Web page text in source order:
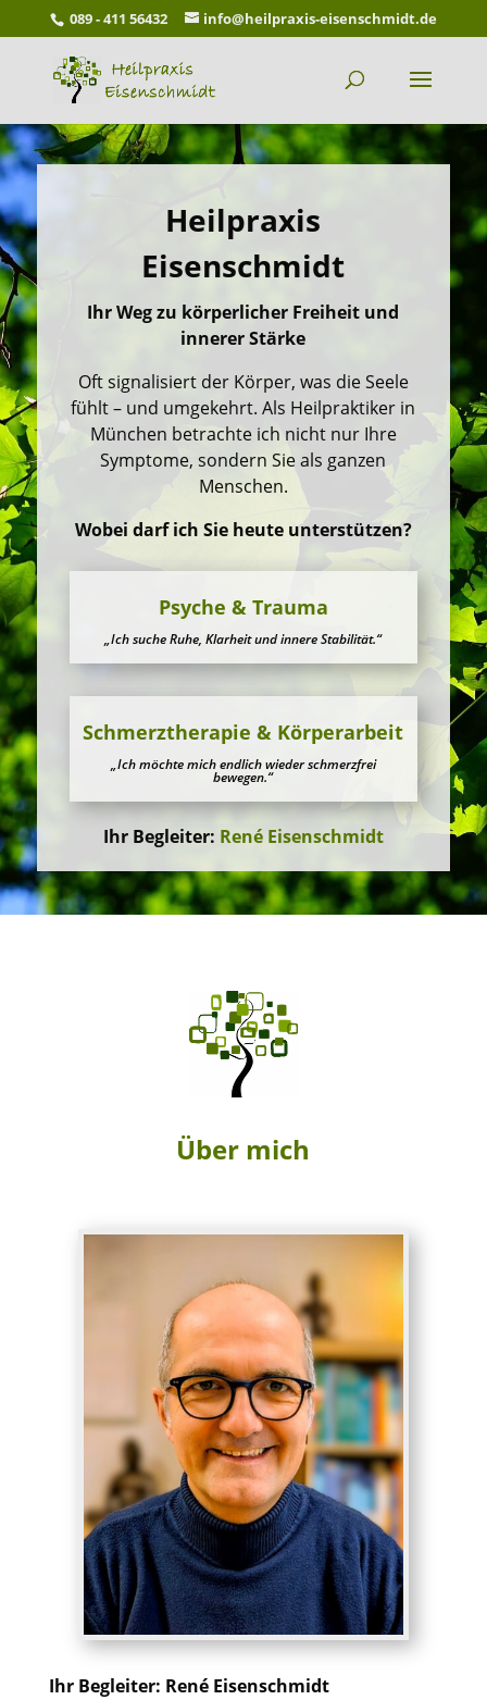
089 - 411 56432 info@heilpraxis-eisenschmidt.de
Heilpraxis
Eisenschmidt
Ihr Weg zu körperlicher Freiheit und
innerer Stärke
Oft signalisiert der Körper, was die Seele
fühlt – und umgekehrt. Als Heilpraktiker in
München betrachte ich nicht nur Ihre
Symptome, sondern Sie als ganzen
Menschen.
Wobei darf ich Sie heute unterstützen?
Psyche & Trauma
„Ich suche Ruhe, Klarheit und innere Stabilität.“
Schmerztherapie & Körperarbeit
„Ich möchte mich endlich wieder schmerzfrei
bewegen.“
Ihr Begleiter: René Eisenschmidt
Über mich
Ihr Begleiter: René Eisenschmidt